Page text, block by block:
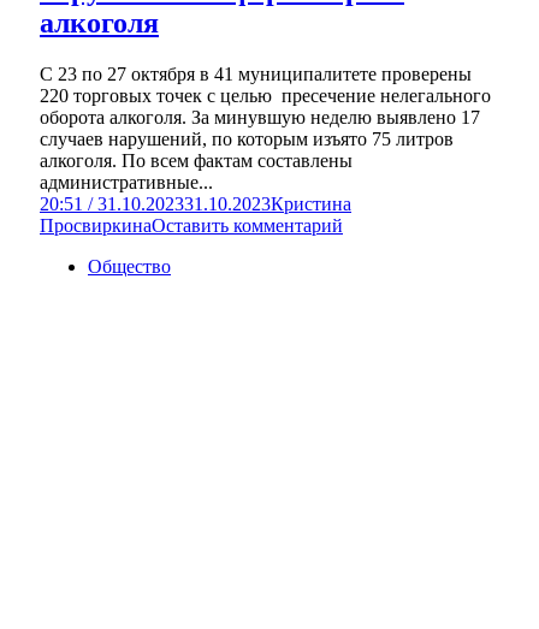
алкоголя
С 23 по 27 октября в 41 муниципалитете проверены
220 торговых точек с целью пресечение нелегального
оборота алкоголя. За минувшую неделю выявлено 17
случаев нарушений, по которым изъято 75 литров
алкоголя. По всем фактам составлены
административные...
20:51 / 31.10.202331.10.2023Кристина
ПросвиркинаОставить комментарий
Общество